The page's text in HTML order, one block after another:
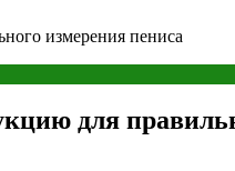
измерения пениса
для